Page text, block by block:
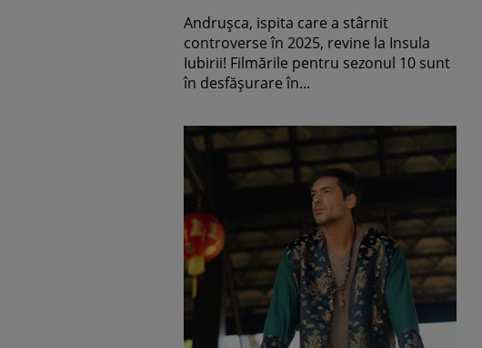
pentru noul sezon
Andrușca, ispita care a stârnit
controverse în 2025, revine la Insula
Iubirii! Filmările pentru sezonul 10 sunt
în desfășurare în...